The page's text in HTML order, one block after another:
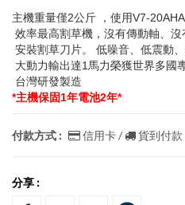
主機重量僅2公斤 ，使用V7-
效率最高割草機，沒有傳動軸、沒
安裝割草刀片。 低噪音、低震動
大動力輸出達1馬力榮獲世界多國
台灣研發製造
*主機保固1年電池2年*
付款方式 : 信用卡 / 貨到付
分享 :